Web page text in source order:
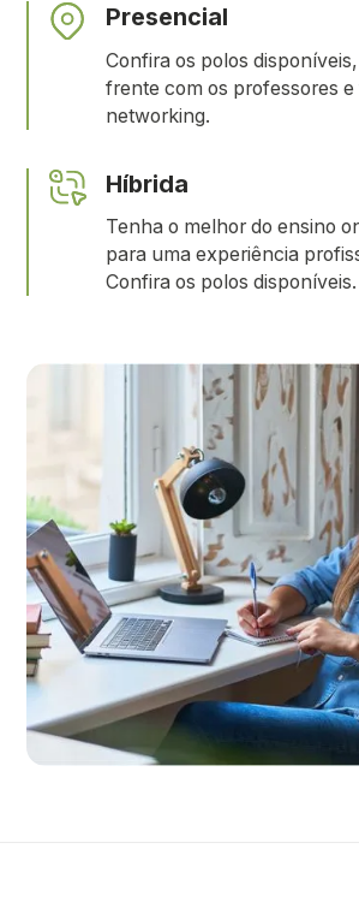
Presencial
Confira os polos
frente com os professores
networking.
Híbrida
Tenha o melhor do ensino
para uma experiência
Confira os polos disponíveis.